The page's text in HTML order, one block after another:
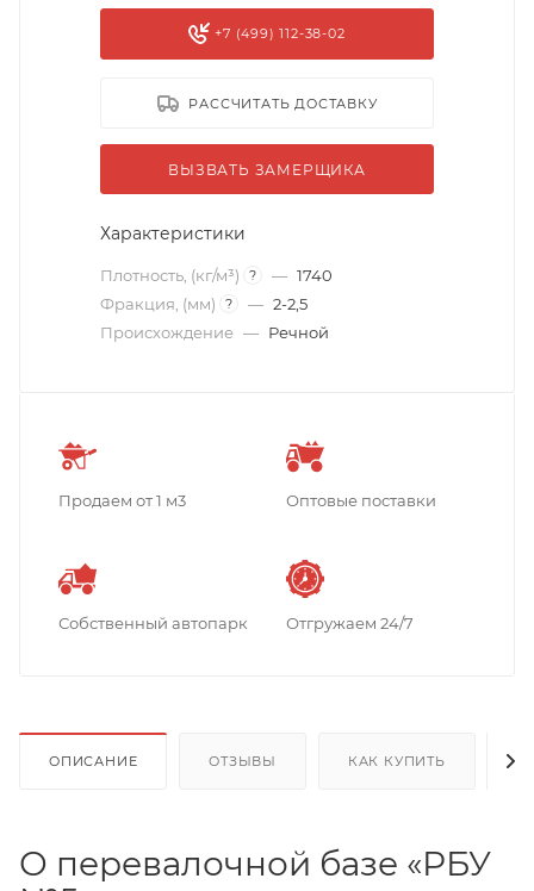
+7 (499) 112-38-02
РАССЧИТАТЬ ДОСТАВКУ
ВЫЗВАТЬ ЗАМЕРЩИКА
Характеристики
Плотность, (кг/м³) ? — 1740
Фракция, (мм)
? — 2-2,5
Происхождение — Речной
Продаем от 1 м3 Оптовые поставки
Собственный автопарк Отгружаем 24/7
ОПИСАНИЕ ОТЗЫВЫ КАК КУПИТЬ
О перевалочной базе «РБУ